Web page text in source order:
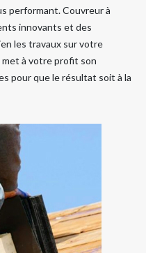
performant. Couvreur à
innovants et des
les travaux sur votre
met à votre profit son
pour que le résultat soit à la